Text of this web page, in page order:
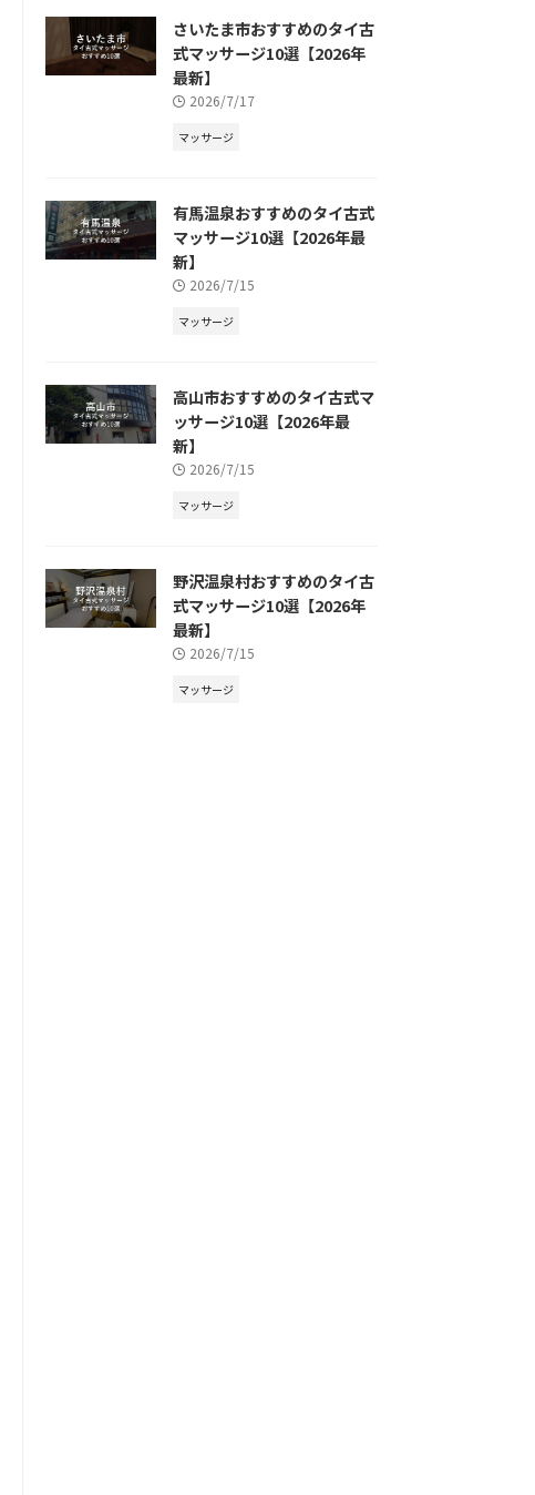
さいたま市おすすめのタイ古
式マッサージ10選【2026年
最新】
2026/7/17
マッサージ
有馬温泉おすすめのタイ古式
マッサージ10選【2026年最
新】
2026/7/15
マッサージ
高山市おすすめのタイ古式マ
ッサージ10選【2026年最
新】
2026/7/15
マッサージ
野沢温泉村おすすめのタイ古
式マッサージ10選【2026年
最新】
2026/7/15
マッサージ